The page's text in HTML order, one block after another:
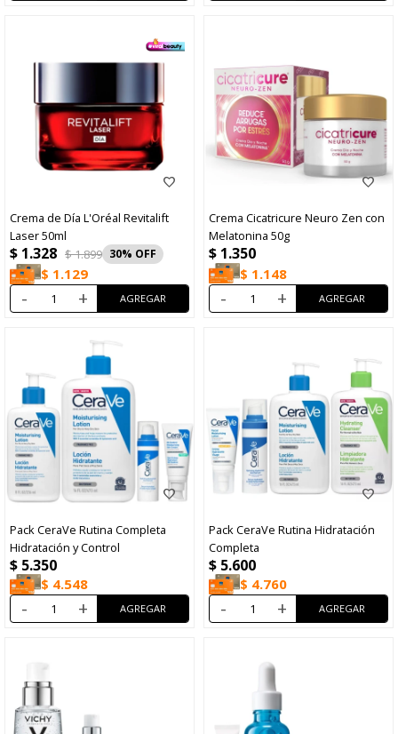
Crema de Día L'Oréal Revitalift
Laser 50ml
$ 1.328 $1.899 30
$ 1.129
- +
Crema Cicatricure Neuro Zen con
Melatonina 50g
$ 1.350
$ 1.148
- +
Pack CeraVe Rutina Completa
Hidratación y Control
$ 5.350
$ 4.548
- +
Pack CeraVe Rutina Hidratación
Completa
$ 5.600
$ 4.760
- +